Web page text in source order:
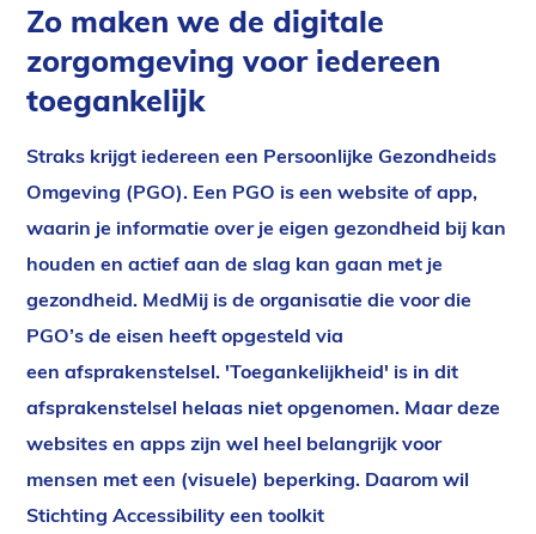
Zo maken we de digitale
zorgomgeving voor iedereen
toegankelijk
Straks krijgt iedereen een Persoonlijke Gezondheids
Omgeving (PGO). Een PGO is een website of app,
waarin je informatie over je eigen gezondheid bij kan
houden en actief aan de slag kan gaan met je
gezondheid. MedMij is de organisatie die voor die
PGO’s de eisen heeft opgesteld via
een afsprakenstelsel. 'Toegankelijkheid' is in dit
afsprakenstelsel helaas niet opgenomen. Maar deze
websites en apps zijn wel heel belangrijk voor
mensen met een (visuele) beperking. Daarom wil
Stichting Accessibility een toolkit